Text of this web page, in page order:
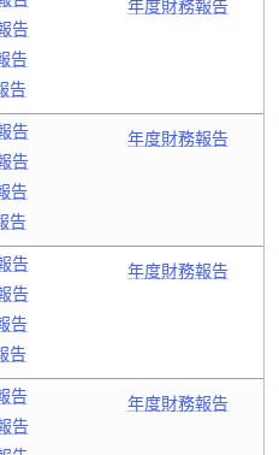
告
告
告
年度財務報告
告
告
告
告
年度財務報告
告
告
告
告
年度財務報告
告
告
年度財務報告